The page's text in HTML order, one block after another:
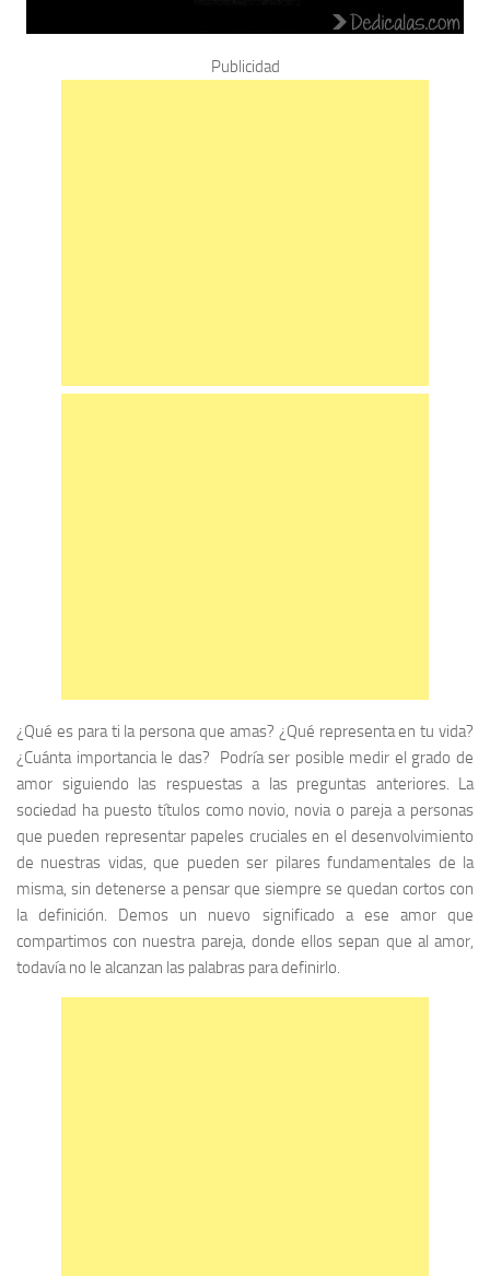
Publicidad
¿Qué es para ti la persona que amas? ¿Qué representa en tu vida?
¿Cuánta importancia le das? Podría ser posible medir el grado de
amor siguiendo las respuestas a las preguntas anteriores. La
sociedad ha puesto títulos como novio, novia o pareja a personas
que pueden representar papeles cruciales en el desenvolvimiento
de nuestras vidas, que pueden ser pilares fundamentales de la
misma, sin detenerse a pensar que siempre se quedan cortos con
la definición. Demos un nuevo significado a ese amor que
compartimos con nuestra pareja, donde ellos sepan que al amor,
todavía no le alcanzan las palabras para definirlo.